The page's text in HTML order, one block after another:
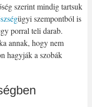
szerint mindig tartsuk
ügyi szempontból is
porral teli darab.
annak, hogy nem
hagyják a szobák